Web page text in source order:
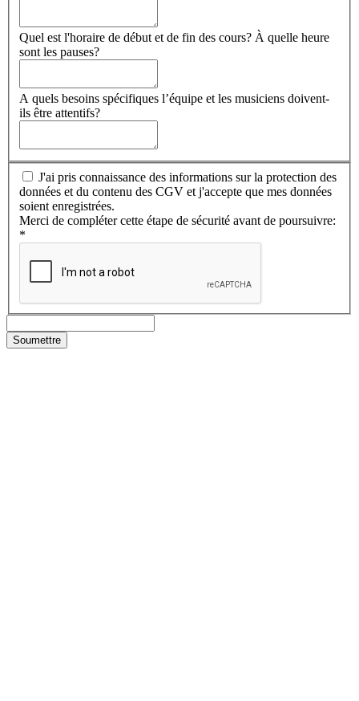
Quel est l'horaire de début et de fin des cours? À quelle heure
sont les pauses?
A quels besoins spécifiques l’équipe et les musiciens doivent-
ils être attentifs?
J'ai pris connaissance des informations sur la protection des
données et du contenu des CGV et j'accepte que mes données
soient enregistrées.
Merci de compléter cette étape de sécurité avant de poursuivre:
*